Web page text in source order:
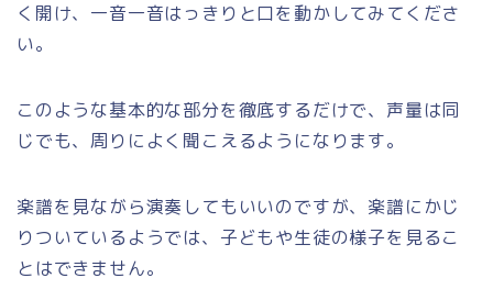
く開け、一音一音はっきりと口を動かしてみてくださ
い。
このような基本的な部分を徹底するだけで、声量は同
じでも、周りによく聞こえるようになります。
楽譜を見ながら演奏してもいいのですが、楽譜にかじ
りついているようでは、子どもや生徒の様子を見るこ
とはできません。